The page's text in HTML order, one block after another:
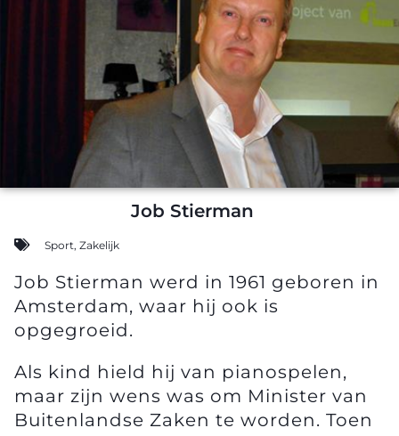
Job Stierman werd in 1961 geboren in
Amsterdam, waar hij ook is
opgegroeid.
Als kind hield hij van pianospelen,
maar zijn wens was om Minister van
Buitenlandse Zaken te worden. Toen
Job Stierman
Sport, Zakelijk